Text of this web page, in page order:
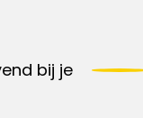
bij je